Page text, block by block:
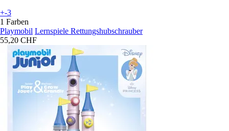
+-3
1 Farben
Playmobil Lernspiele Rettungshubschrauber
55,20 CHF